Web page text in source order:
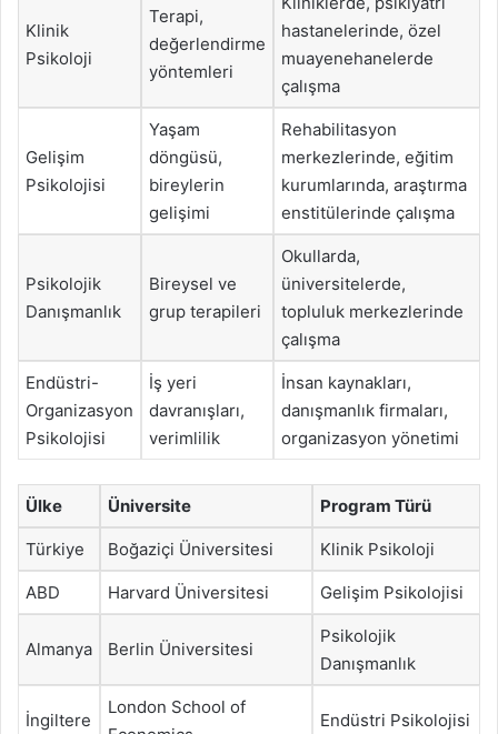
Klinik
Psikoloji
Terapi,
değerlendirme
yöntemleri
hastanelerinde, özel
muayenehanelerde
çalışma
Gelişim
Psikolojisi
Yaşam
döngüsü,
bireylerin
gelişimi
Rehabilitasyon
merkezlerinde, eğitim
kurumlarında, araştırma
enstitülerinde çalışma
Psikolojik
Danışmanlık
Bireysel ve
grup terapileri
Okullarda,
üniversitelerde,
topluluk merkezlerinde
çalışma
Endüstri-
Organizasyon
Psikolojisi
İş yeri
davranışları,
verimlilik
İnsan kaynakları,
danışmanlık firmaları,
organizasyon yönetimi
Ülke Üniversite Program Türü
Türkiye Boğaziçi Üniversitesi Klinik Psikoloji
ABD Harvard Üniversitesi Gelişim Psikolojisi
Almanya Berlin Üniversitesi
Psikolojik
Danışmanlık
İngiltere
London School of
Endüstri Psikolojisi